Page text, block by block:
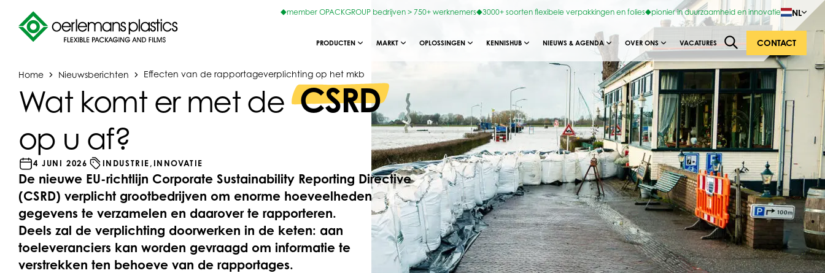
member OPACKGROUP bedrijven > 750+ werknemers 3000+ soorten flexibele verpakkingen en folies pionier in duurzaamheid en innovatie NL
PRODUCTEN MARKT OPLOSSINGEN KENNISHUB NIEUWS & AGENDA OVER ONS VACATURES CONTACT
Home Nieuwsberichten Effecten van de rapportageverplichting op het mkb
Wat komt er met de CSRD
op u af?
4 JUNI 2026 INDUSTRIE, INNOVATIE
De nieuwe EU-richtlijn Corporate Sustainability Reporting Directive
(CSRD) verplicht grootbedrijven om enorme hoeveelheden
gegevens te verzamelen en daarover te rapporteren.
Deels zal de verplichting doorwerken in de ­keten: aan
toeleveranciers kan worden gevraagd om informatie te
verstrekken ten behoeve van de rapportages.